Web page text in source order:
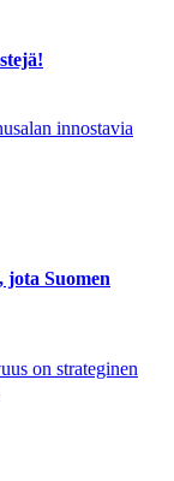
innostavia
Suomen
on strateginen